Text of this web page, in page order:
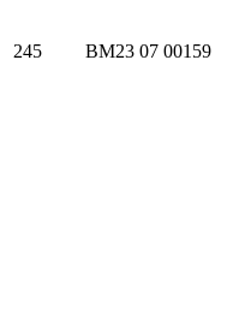
245 BM23 07 00159